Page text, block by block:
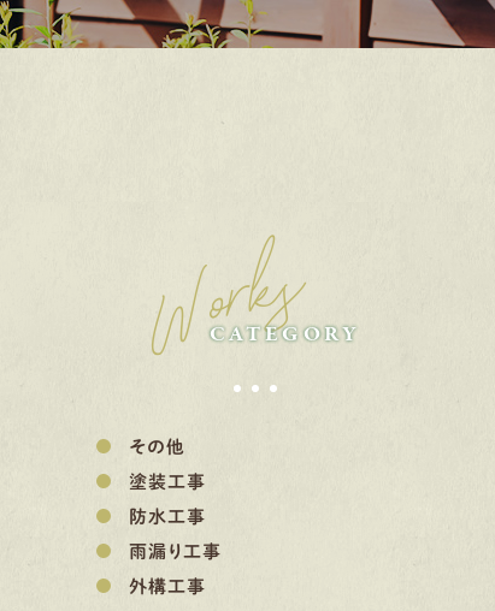
Works
CATEGORY
その他
塗装工事
防水工事
雨漏り工事
外構工事